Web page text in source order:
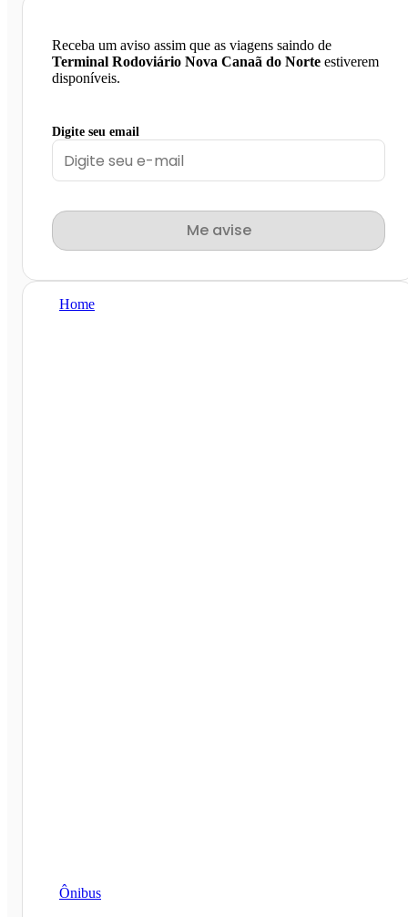
Receba um aviso assim que as viagens saindo de
Terminal Rodoviário Nova Canaã do Norte estiverem
disponíveis.
Digite seu email
Me avise
Home
Ônibus